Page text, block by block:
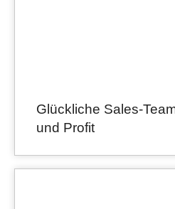
Glückliche Sales-
und Profit